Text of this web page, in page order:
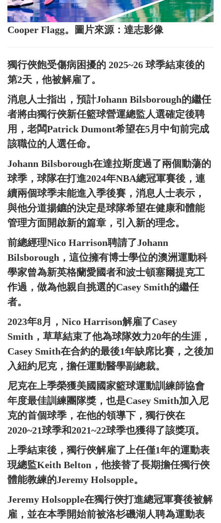
Cooper Flagg。圖片來源：達志影像
獨行俠飽受傷病困擾的 2025~26 球季結束後的
第2天，他被解雇了。
消息人士指出，預計Johann Bilsborough的繼任
者將由獨行俠新任籃球營運總監人選確定後聘
用，老闆Patrick Dumont希望在5月中旬前完成
該職位的人選任命。
Johann Bilsborough在達拉斯度過了兩個動蕩的
球季，球隊在打進2024年NBA總冠軍賽後，連
續兩個球季未能進入季後賽，消息人士表示，
與他分道揚鑣的決定是球隊希望在健康和體能
管理方面開啟新的篇章，引入新的理念。
前總經理Nico Harrison聘請了Johann
Bilsborough，這位擁有博士學位的澳洲運動科
學家曾為新英格蘭愛國者和波士頓塞爾提克工
作過，做為他親自挑選的Casey Smith的繼任
者。
2023年8月，Nico Harrison解雇了Casey
Smith，草草結束了他為球隊效力20年的生涯，
Casey Smith在合約的最後1年缺席比賽，之後加
入紐約尼克，擔任運動醫學副總裁。
尼克在上季榮獲美國國家籃球運動訓練師協會
年度最佳訓練團隊獎，也是Casey Smith加入尼
克的首個球季，在他的領導下，獨行俠在
2020~21球季和2021~22球季也獲得了該獎項。
上季結束後，獨行俠解雇了上任僅1年的運動表
現總監Keith Belton，他接替了長期擔任獨行俠
體能教練的Jeremy Holsopple。
Jeremy Holsopple在獨行俠打進總冠軍賽後被解
雇，並在本季開始前被洛杉磯湖人聘為運動表